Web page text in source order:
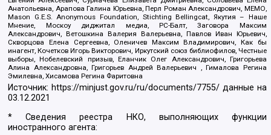
Анатольевна, Арапова Галина Юрьевна, Перл Роман Александрович, МЕМО,
Mason G.E.S. Anonymous Foundation, Stichting Bellingcat, Якутия – Наше
Мнение, Москоу диджитал медиа, РС-Балт, Заговора Максим
Александрович, Ветошкина Валерия Валерьевна, Павлов Иван Юрьевич,
Скворцова Елена Сергеевна, Оленичев Максим Владимирович, Как бы
инагент, Кочетков Игорь Викторович, Иркутский союз библиофилов, Честные
выборы, Нобелевский призыв, Еланчик Олег Александрович, Григорьева
Алина Александровна, Григорьев Андрей Валерьевич , Гималова Регина
Эмилевна, Хисамова Регина Фаритовна
Источник: https://minjust.gov.ru/ru/documents/7755/ данные на
03.12.2021
* Сведения реестра НКО, выполняющих функции
иностранного агента: